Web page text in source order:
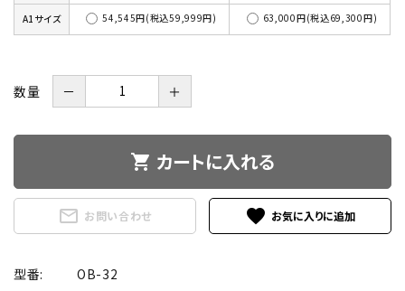
A1サイズ 54,545円(税込59,999円) 63,000円(税込69,300円)
数量 － ＋
shopping_cart カートに入れる
mail_outline お問い合わせ favorite
型番: OB-32